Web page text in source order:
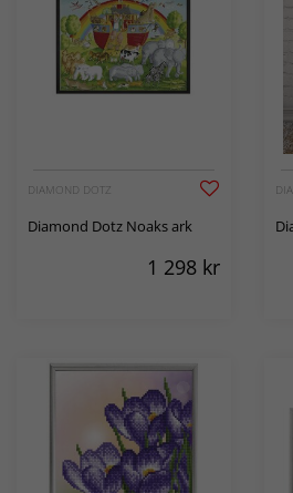
DIAMOND DOTZ
Diamond Dotz Noaks ark
1 298 kr